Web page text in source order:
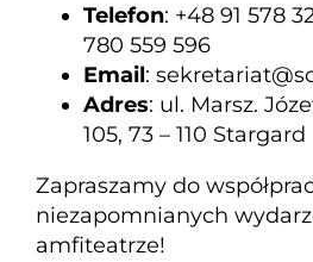
Telefon: +48 91 578
780 559 596
Email:
Adres: ul. Marsz.
105, 73 – 110 Stargard
Zapraszamy do
niezapomnianych
amfiteatrze!